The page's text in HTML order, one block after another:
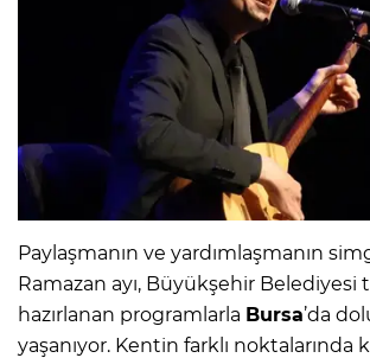
Paylaşmanın ve yardımlaşmanın
Ramazan ayı, Büyükşehir Belediyesi
hazırlanan programlarla Bursa’da
yaşanıyor. Kentin farklı noktalarında